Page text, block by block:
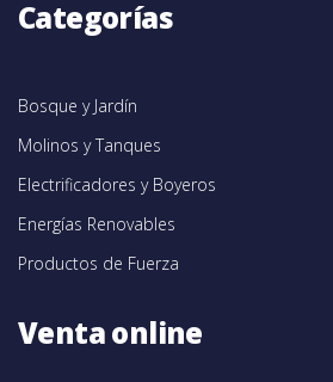
Categorías
Bosque y Jardín
Molinos y Tanques
Electrificadores y Boyeros
Energías Renovables
Productos de Fuerza
Venta online